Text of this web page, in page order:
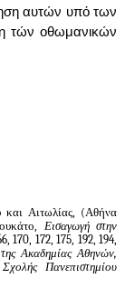
αυτών υπό των
τών οθωμανικών
και Αιτωλίας, (Αθήνα
Εισαγωγή στην
170, 172, 175, 192, 194,
Ακαδημίας Αθηνών,
Πανεπιστημίου